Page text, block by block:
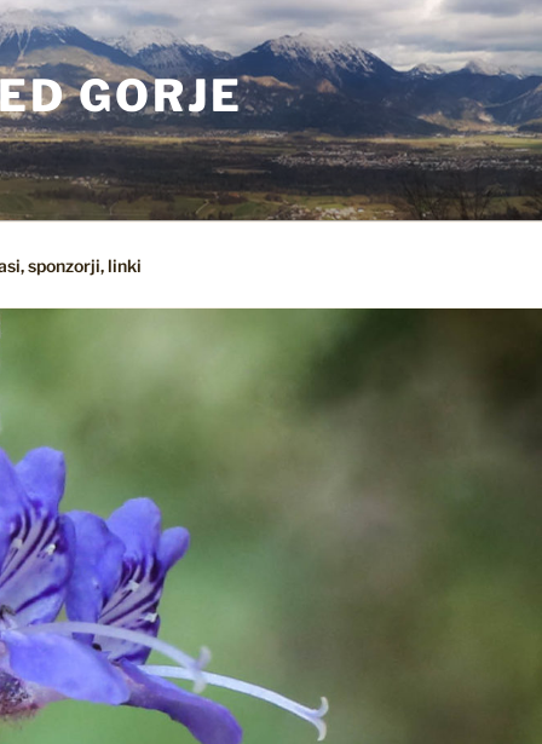
GORJE
sponzorji, linki